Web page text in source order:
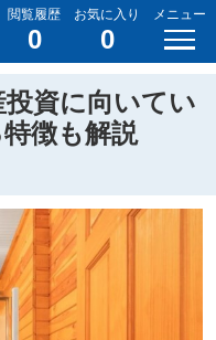
閲覧履歴
0
お気に入り
0
メニュー
資に向いてい
徴も解説